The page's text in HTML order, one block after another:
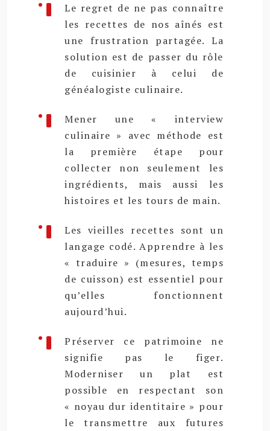
Le regret de ne pas connaître
les recettes de nos aînés est
une frustration partagée. La
solution est de passer du rôle
de cuisinier à celui de
généalogiste culinaire.
Mener une « interview
culinaire » avec méthode est
la première étape pour
collecter non seulement les
ingrédients, mais aussi les
histoires et les tours de main.
Les vieilles recettes sont un
langage codé. Apprendre à les
« traduire » (mesures, temps
de cuisson) est essentiel pour
qu’elles fonctionnent
aujourd’hui.
Préserver ce patrimoine ne
signifie pas le figer.
Moderniser un plat est
possible en respectant son
« noyau dur identitaire » pour
le transmettre aux futures